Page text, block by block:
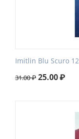
Imitlin Blu Scuro
31.00₽ 25.00₽